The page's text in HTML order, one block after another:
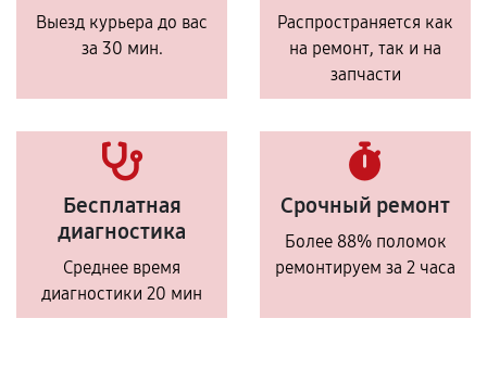
Выезд курьера до вас
за 30 мин.
Распространяется как
на ремонт, так и на
запчасти
Бесплатная
диагностика
Среднее время
диагностики 20 мин
Срочный ремонт
Более 88% поломок
ремонтируем за 2 часа